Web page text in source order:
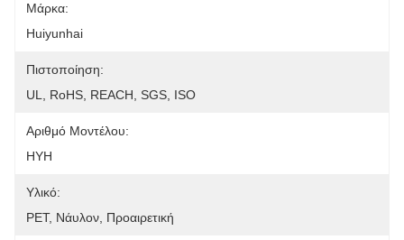
Μάρκα:
Huiyunhai
Πιστοποίηση:
UL, RoHS, REACH, SGS, ISO
Αριθμό Μοντέλου:
HYH
Υλικό:
PET, Νάυλον, Προαιρετική